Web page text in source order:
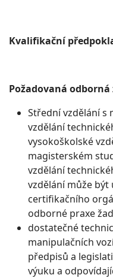
Kvalifikační
Požadovaná
Střední vzdělání s
vzdělání
vysokoškolské
magisterském
vzdělání
vzdělání může být
certifikačního
odborné praxe
dostatečné
manipulačních
předpisů a
výuku a